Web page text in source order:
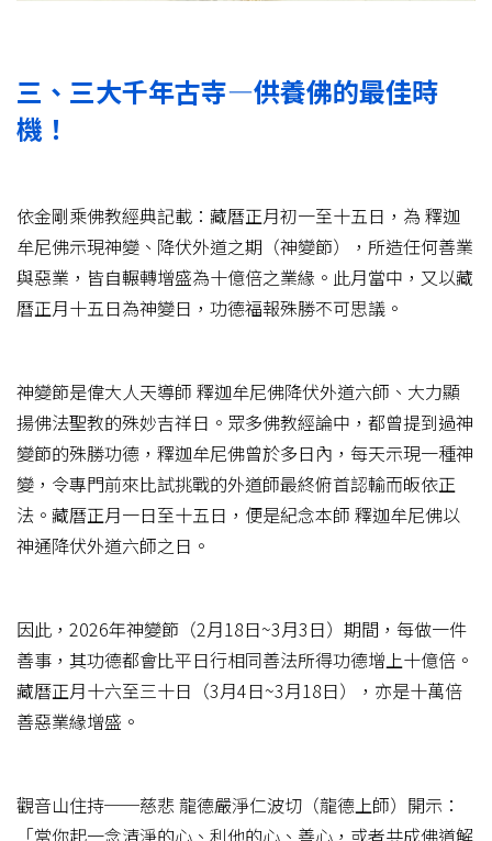
三、三大千年古寺—供養佛的最佳時
機！
依金剛乘佛教經典記載：藏曆正月初一至十五日，為 釋迦
牟尼佛示現神變、降伏外道之期（神變節），所造任何善業
與惡業，皆自輾轉增盛為十億倍之業緣。此月當中，又以藏
曆正月十五日為神變日，功德福報殊勝不可思議。
神變節是偉大人天導師 釋迦牟尼佛降伏外道六師、大力顯
揚佛法聖教的殊妙吉祥日。眾多佛教經論中，都曾提到過神
變節的殊勝功德，釋迦牟尼佛曾於多日內，每天示現一種神
變，令專門前來比試挑戰的外道師最終俯首認輸而皈依正
法。藏曆正月一日至十五日，便是紀念本師 釋迦牟尼佛以
神通降伏外道六師之日。
因此，2026年神變節（2月18日~3月3日）期間，每做一件
善事，其功德都會比平日行相同善法所得功德增上十億倍。
藏曆正月十六至三十日（3月4日~3月18日），亦是十萬倍
善惡業緣增盛。
觀音山住持──慈悲 龍德嚴淨仁波切（龍德上師）開示：
「當你起一念清淨的心、利他的心、善心，或者共成佛道解